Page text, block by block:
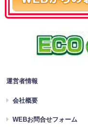
運営者情報
会社概要
WEBお問合せフォーム